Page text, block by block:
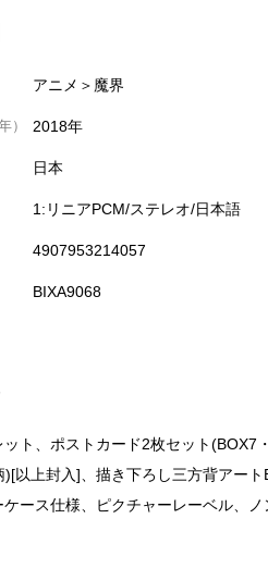
アニメ＞魔界
） 2018年
日本
1:リニアPCM/ステレオ/日本語
4907953214057
BIXA9068
ト、ポストカード2枚セット(BOX7
)[以上封入]、描き下ろし三方背アー
ケース仕様、ピクチャーレーベル、